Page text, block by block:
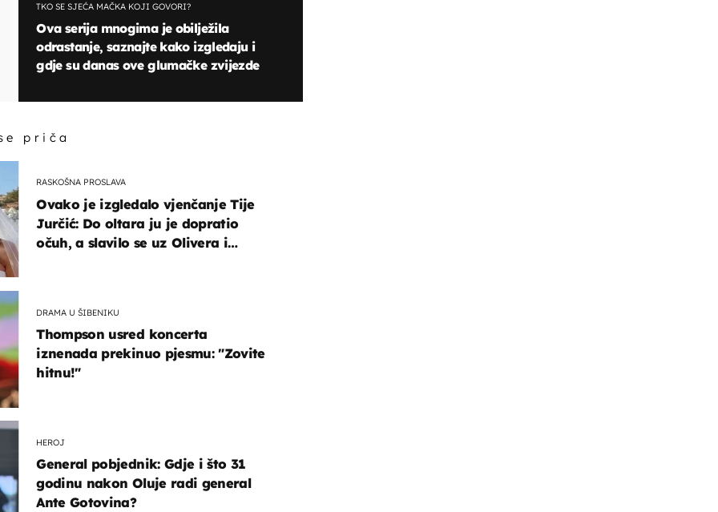
TKO SE SJEĆA MAČKA KOJI GOVORI?
Ova serija mnogima je obilježila
odrastanje, saznajte kako izgledaju i
gdje su danas ove glumačke zvijezde
priča
RASKOŠNA PROSLAVA
Ovako je izgledalo vjenčanje Tije
Jurčić: Do oltara ju je dopratio
očuh, a slavilo se uz Olivera i
DRAMA U ŠIBENIKU
Thompson usred koncerta
iznenada prekinuo pjesmu: "Zovite
hitnu!"
HEROJ
General pobjednik: Gdje i što 31
godinu nakon Oluje radi general
Ante Gotovina?